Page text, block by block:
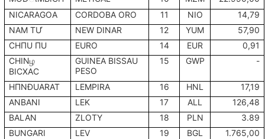
NICARAGOA
CORDOBA ORO 11 NIO
14,79
NAM TƯ
NEW DINAR 12 YUM
57,90
CHПU ПU
EURO 14 EUR
0,91
CHINழ
BICXAC
GUINEA BISSAU
PESO
15 GWP -
HПNĐUARAT LEMPIRA 16 HNL
17,19
ANBANI
LEK 17 ALL
126,48
BALAN
ZLOTY 18 PLN
3.89
BUNGARI
LEV 19 BGL
1.765,00